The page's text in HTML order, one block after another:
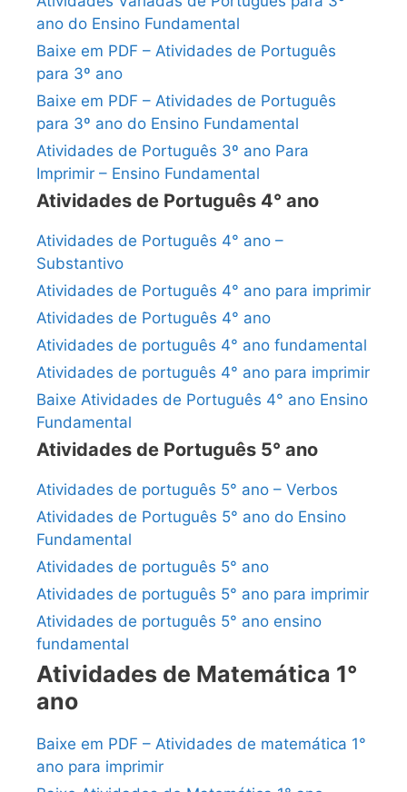
ano do Ensino Fundamental
Baixe em PDF – Atividades de Português
para 3º ano
Baixe em PDF – Atividades de Português
para 3º ano do Ensino Fundamental
Atividades de Português 3º ano Para
Imprimir – Ensino Fundamental
Atividades de Português 4° ano
Atividades de Português 4° ano –
Substantivo
Atividades de Português 4° ano para imprimir
Atividades de Português 4° ano
Atividades de português 4° ano fundamental
Atividades de português 4° ano para imprimir
Baixe Atividades de Português 4° ano Ensino
Fundamental
Atividades de Português 5° ano
Atividades de português 5° ano – Verbos
Atividades de Português 5° ano do Ensino
Fundamental
Atividades de português 5° ano
Atividades de português 5° ano para imprimir
Atividades de português 5° ano ensino
fundamental
Atividades de Matemática 1°
ano
Baixe em PDF – Atividades de matemática 1°
ano para imprimir